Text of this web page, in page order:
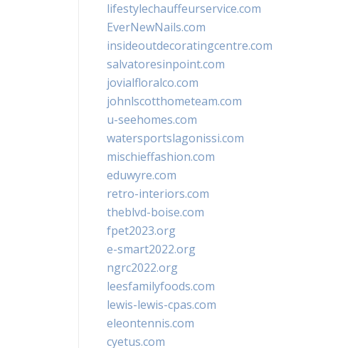
lifestylechauffeurservice.com
EverNewNails.com
insideoutdecoratingcentre.com
salvatoresinpoint.com
jovialfloralco.com
johnlscotthometeam.com
u-seehomes.com
watersportslagonissi.com
mischieffashion.com
eduwyre.com
retro-interiors.com
theblvd-boise.com
fpet2023.org
e-smart2022.org
ngrc2022.org
leesfamilyfoods.com
lewis-lewis-cpas.com
eleontennis.com
cyetus.com